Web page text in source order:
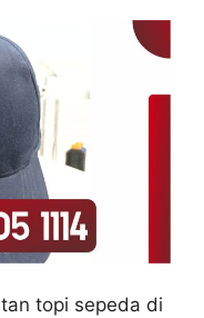
topi sepeda di